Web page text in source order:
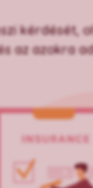
kérdését,
az azokra